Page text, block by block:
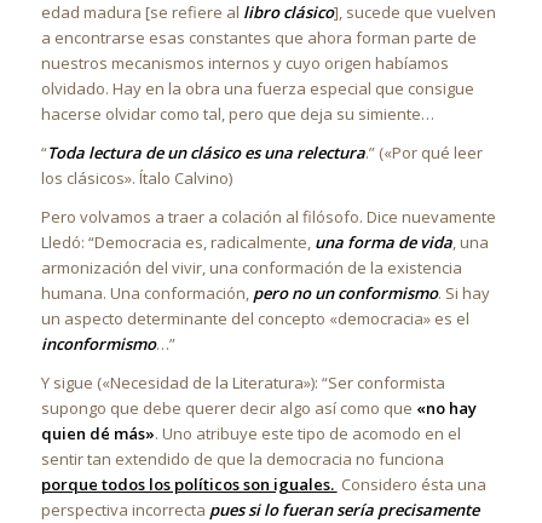
edad madura [se refiere al libro clásico], sucede que vuelven
a encontrarse esas constantes que ahora forman parte de
nuestros mecanismos internos y cuyo origen habíamos
olvidado. Hay en la obra una fuerza especial que consigue
hacerse olvidar como tal, pero que deja su simiente…
“Toda lectura de un clásico es una relectura.” («Por qué leer
los clásicos». Ítalo Calvino)
Pero volvamos a traer a colación al filósofo. Dice nuevamente
Lledó: “Democracia es, radicalmente, una forma de vida, una
armonización del vivir, una conformación de la existencia
humana. Una conformación, pero no un conformismo. Si hay
un aspecto determinante del concepto «democracia» es el
inconformismo…”
Y sigue («Necesidad de la Literatura»): “Ser conformista
supongo que debe querer decir algo así como que «no hay
quien dé más». Uno atribuye este tipo de acomodo en el
sentir tan extendido de que la democracia no funciona
porque todos los políticos son iguales. Considero ésta una
perspectiva incorrecta pues si lo fueran sería precisamente